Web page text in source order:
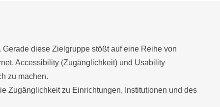
diese Zielgruppe stößt auf eine Reihe von
Accessibility (Zugänglichkeit) und Usability
zu machen.
Zugänglichkeit zu Einrichtungen, Institutionen und des